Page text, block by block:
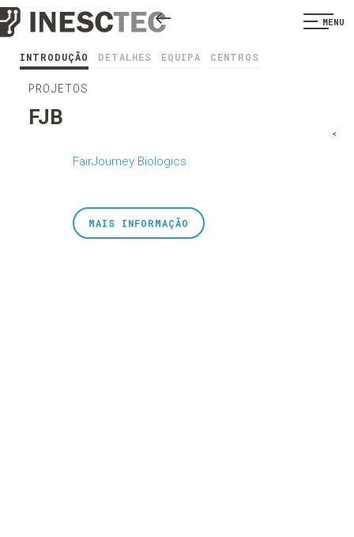
MENU
INTRODUÇÃO DETALHES EQUIPA CENTROS
PROJETOS
FJB
FairJourney Biologics
<
MAIS INFORMAÇÃO